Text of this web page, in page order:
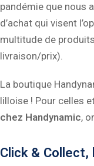
pandémie que nous
d’achat qui visent
multitude de
livraison/prix).
La boutique
lilloise ! Pour celles
chez Handynamic,
Click & Collect,